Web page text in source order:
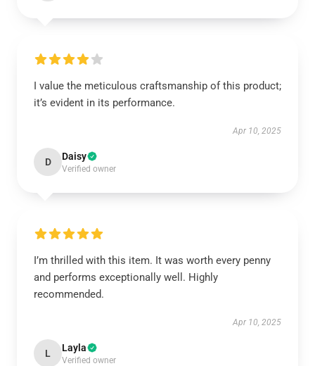
I value the meticulous craftsmanship of this product;
it’s evident in its performance.
Apr 10, 2025
D Daisy
Verified owner
I’m thrilled with this item. It was worth every penny
and performs exceptionally well. Highly
recommended.
Apr 10, 2025
L Layla
Verified owner